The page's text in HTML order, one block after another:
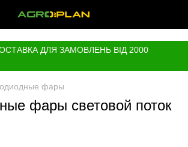
ДЛЯ ЗАМОВЛЕНЬ ВІД 2000
фары
фары световой поток